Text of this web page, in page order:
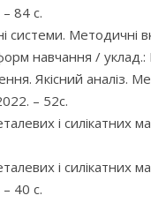
84 с.
Методичні
навчання /
Якісний
– 52с.
i силікатних
i силікатних
40 с.